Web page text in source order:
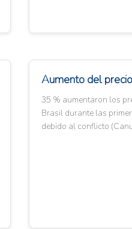
Aumento del
35 % aumentaron los
Brasil durante las
debido al conflicto